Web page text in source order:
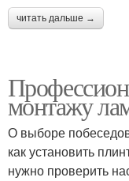
читать дальше →
монтажу
О выборе
как установить
нужно проверить